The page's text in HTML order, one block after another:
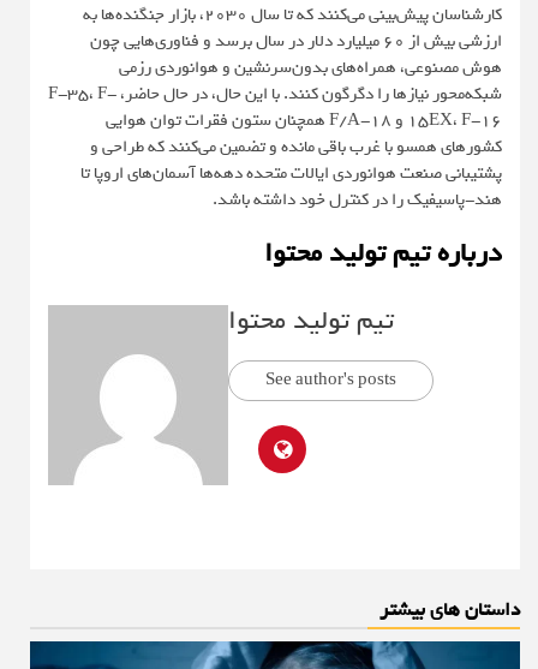
کارشناسان پیش‌بینی می‌کنند که تا سال ۲۰۳۰، بازار جنگنده‌ها به
ارزشی بیش از ۶۰ میلیارد دلار در سال برسد و فناوری‌هایی چون
هوش مصنوعی، همراه‌های بدون‌سرنشین و هوانوردی رزمی
شبکه‌محور نیازها را دگرگون کنند. با این حال، در حال حاضر، F-35، F-
15EX، F-16 و F/A-18 همچنان ستون فقرات توان هوایی
کشورهای همسو با غرب باقی مانده و تضمین می‌کنند که طراحی و
پشتیبانی صنعت هوانوردی ایالات متحده دهه‌ها آسمان‌های اروپا تا
هند-پاسیفیک را در کنترل خود داشته باشد.
درباره تیم تولید محتوا
تیم تولید محتوا
See author's posts
داستان های بیشتر